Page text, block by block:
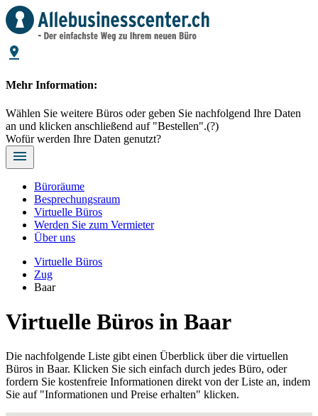
Mehr Information:
Wählen Sie weitere Büros oder geben Sie nachfolgend Ihre Daten
an und klicken anschließend auf "Bestellen".(?)
Wofür werden Ihre Daten genutzt?
Büroräume
Besprechungsraum
Virtuelle Büros
Werden Sie zum Vermieter
Über uns
Virtuelle Büros
Zug
Baar
Virtuelle Büros in Baar
Die nachfolgende Liste gibt einen Überblick über die virtuellen
Büros in Baar. Klicken Sie sich einfach durch jedes Büro, oder
fordern Sie kostenfreie Informationen direkt von der Liste an, indem
Sie auf "Informationen und Preise erhalten" klicken.